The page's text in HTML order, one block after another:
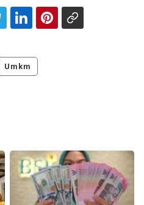
Umkm